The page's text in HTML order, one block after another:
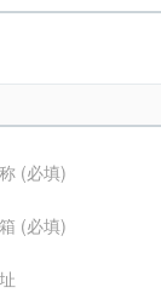
(必填)
(必填)